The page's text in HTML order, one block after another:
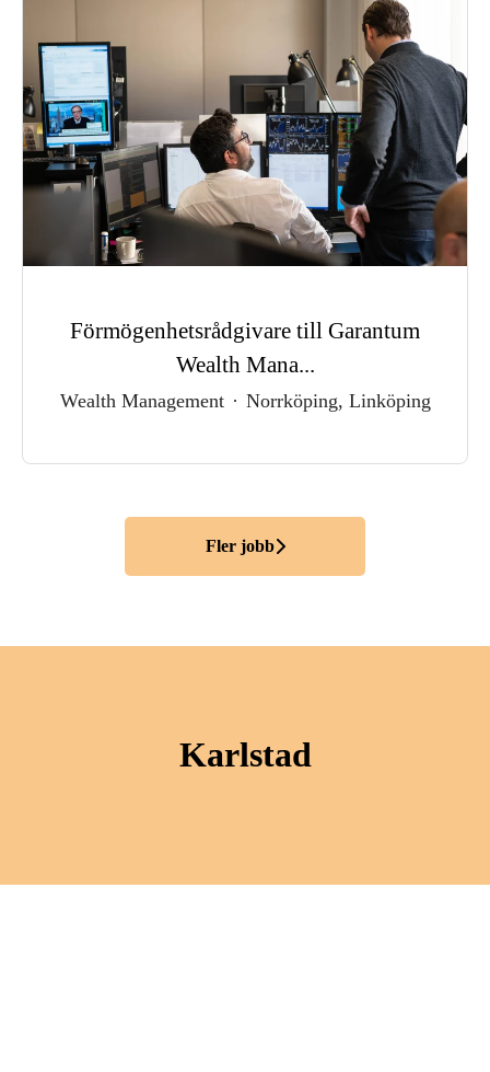
Förmögenhetsrådgivare till Garantum
Wealth Mana...
Wealth Management · Norrköping, Linköping
Fler jobb
Karlstad